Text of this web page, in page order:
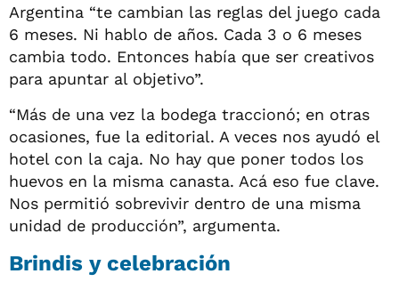
Argentina “te cambian las reglas del juego cada
6 meses. Ni hablo de años. Cada 3 o 6 meses
cambia todo. Entonces había que ser creativos
para apuntar al objetivo”.
“Más de una vez la bodega traccionó; en otras
ocasiones, fue la editorial. A veces nos ayudó el
hotel con la caja. No hay que poner todos los
huevos en la misma canasta. Acá eso fue clave.
Nos permitió sobrevivir dentro de una misma
unidad de producción”, argumenta.
Brindis y celebración